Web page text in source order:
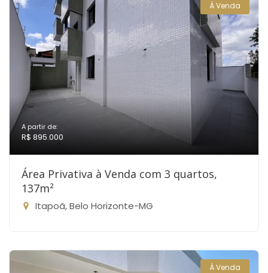
À Venda
A partir de:
R$ 895.000
Área Privativa à Venda com 3 quartos,
137m²
Itapoã, Belo Horizonte-MG
À Venda